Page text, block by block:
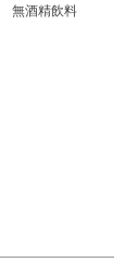
​無酒精飲料